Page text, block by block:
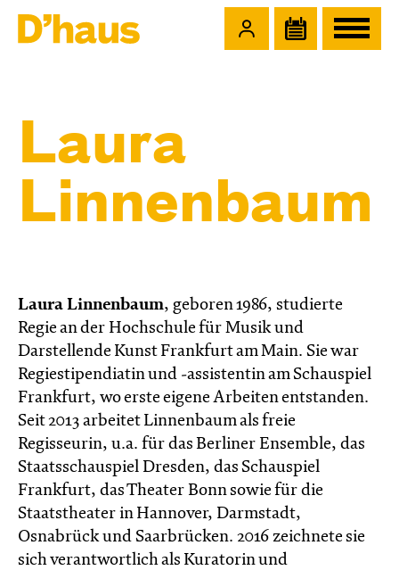
Laura
Linnenbaum
Laura Linnenbaum, geboren 1986, studierte
Regie an der Hochschule für Musik und
Darstellende Kunst Frankfurt am Main. Sie war
Regiestipendiatin und -assistentin am Schauspiel
Frankfurt, wo erste eigene Arbeiten entstanden.
Seit 2013 arbeitet Linnenbaum als freie
Regisseurin, u.a. für das Berliner Ensemble, das
Staatsschauspiel Dresden, das Schauspiel
Frankfurt, das Theater Bonn sowie für die
Staatstheater in Hannover, Darmstadt,
Osnabrück und Saarbrücken. 2016 zeichnete sie
sich verantwortlich als Kuratorin und